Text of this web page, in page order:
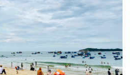
Podcast
Câu chuyện thời sự
Đọc truyện đêm khuya
Cửa sổ tình yêu